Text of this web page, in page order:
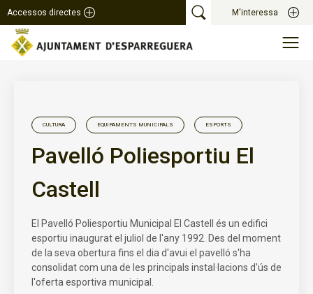
Accessos directes M'interessa
CULTURA EQUIPAMENTS MUNICIPALS ESPORTS
Pavelló Poliesportiu El
Castell
El Pavelló Poliesportiu Municipal El Castell és un edifici
esportiu inaugurat el juliol de l'any 1992. Des del moment
de la seva obertura fins el dia d'avui el pavelló s'ha
consolidat com una de les principals instal·lacions d'ús de
l'oferta esportiva municipal.